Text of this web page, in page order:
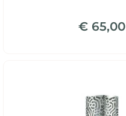
€ 65,00